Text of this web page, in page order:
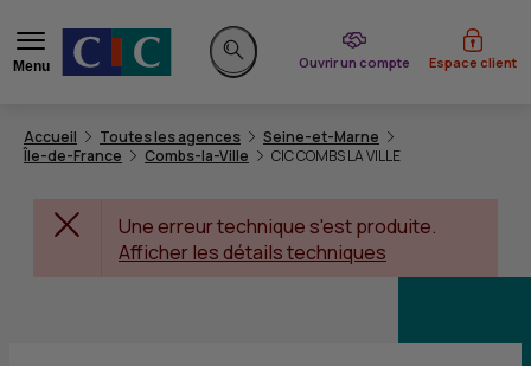
Menu
Rechercher sur le site
Ouvrir un compte
du CIC Espace client
Accueil Toutes les agences
Seine-et-Marne
Île-de-France
Combs-la-Ville CIC COMBS LA VILLE
Une erreur technique s'est produite.
Afficher les détails techniques